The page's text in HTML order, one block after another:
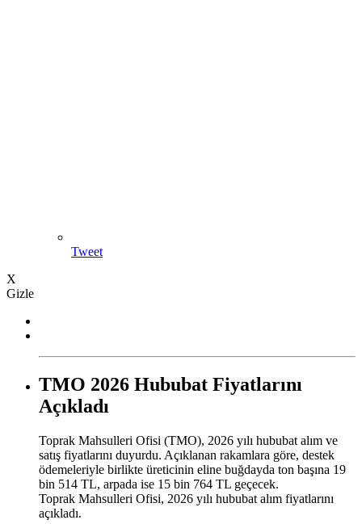
Tweet
X
Gizle
TMO 2026 Hububat Fiyatlarını
Açıkladı
Toprak Mahsulleri Ofisi (TMO), 2026 yılı hububat alım ve
satış fiyatlarını duyurdu. Açıklanan rakamlara göre, destek
ödemeleriyle birlikte üreticinin eline buğdayda ton başına 19
bin 514 TL, arpada ise 15 bin 764 TL geçecek.
Toprak Mahsulleri Ofisi, 2026 yılı hububat alım fiyatlarını
açıkladı.